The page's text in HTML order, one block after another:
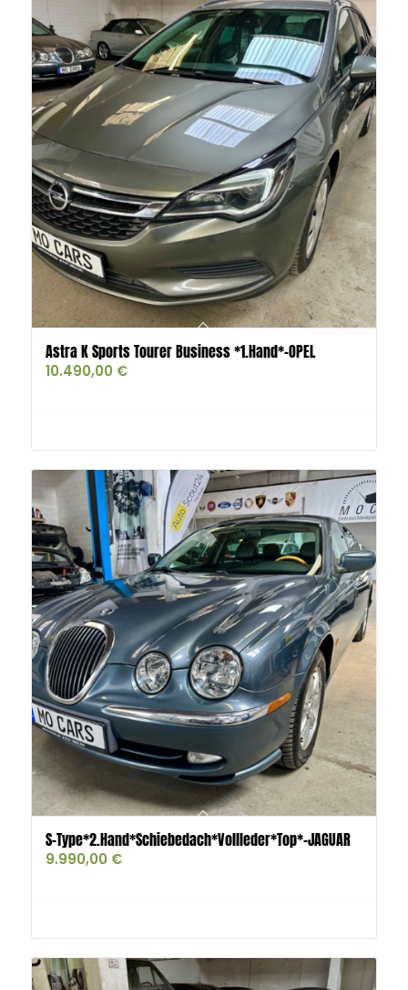
Astra K Sports Tourer Business *1.Hand*-OPEL
10.490,00 €
S-Type*2.Hand*Schiebedach*Vollleder*Top*-JAGUAR
9.990,00 €